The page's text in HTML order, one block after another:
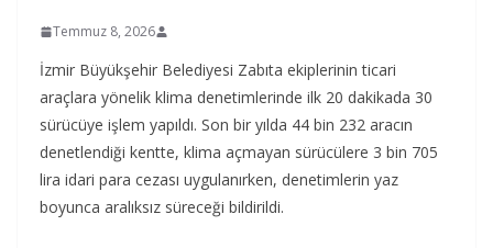
Temmuz 8, 2026
İzmir Büyükşehir Belediyesi Zabıta ekiplerinin ticari
araçlara yönelik klima denetimlerinde ilk 20 dakikada 30
sürücüye işlem yapıldı. Son bir yılda 44 bin 232 aracın
denetlendiği kentte, klima açmayan sürücülere 3 bin 705
lira idari para cezası uygulanırken, denetimlerin yaz
boyunca aralıksız süreceği bildirildi.